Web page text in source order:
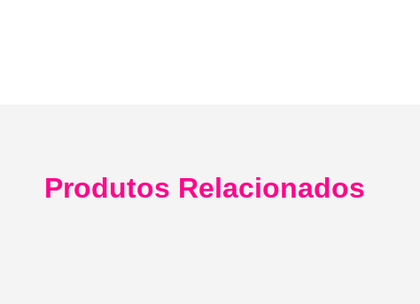
Produtos Relacionados